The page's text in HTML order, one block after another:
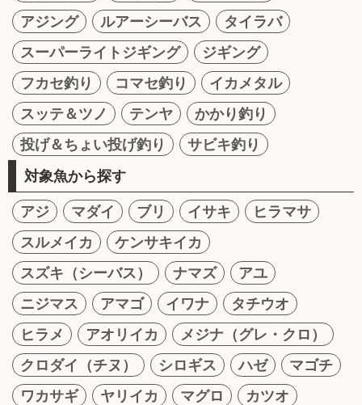
アジング
ルアーシーバス
タイラバ
スーパーライトジギング
ジギング
フカセ釣り
コマセ釣り
イカメタル
スッテ＆ツノ
テンヤ
かかり釣り
投げ＆ちょい投げ釣り
サビキ釣り
対象魚から探す
アジ マダイ ブリ イサキ
ヒラマサ
スルメイカ
ケンサキイカ
スズキ（シーバス）
ナマズ
アユ
ニジマス
アマゴ イワナ
タチウオ
ヒラメ
アオリイカ
メジナ（グレ・クロ）
クロダイ（チヌ）
シロギス ハゼ
マゴチ
ワカサギ
ヤリイカ マグロ
カツオ